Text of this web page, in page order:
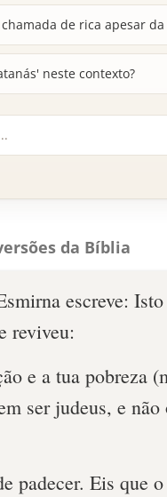
de rica apesar
neste contexto?
da Bíblia
escreve:
reviveu:
e a tua pobreza
ser judeus, e não
padecer. Eis que